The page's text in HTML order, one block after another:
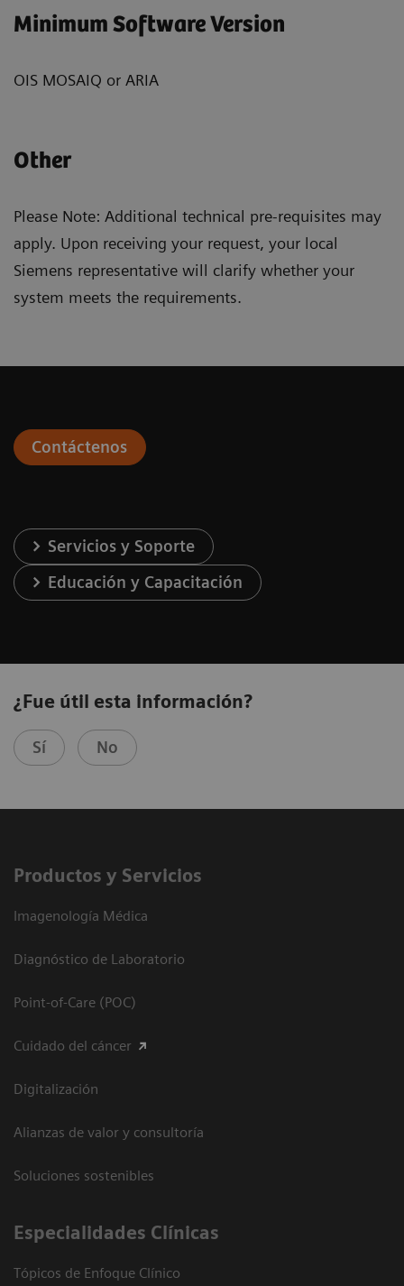
Minimum Software Version
OIS MOSAIQ or ARIA
Other
Please Note: Additional technical pre-requisites may
apply. Upon receiving your request, your local
Siemens representative will clarify whether your
system meets the requirements.
Contáctenos
Servicios y Soporte
Educación y Capacitación
¿Fue útil esta información?
Sí No
Productos y Servicios
Imagenología Médica
Diagnóstico de Laboratorio
Point-of-Care (POC)
Cuidado del cáncer
Digitalización
Alianzas de valor y consultoría
Soluciones sostenibles
Especialidades Clínicas
Tópicos de Enfoque Clínico